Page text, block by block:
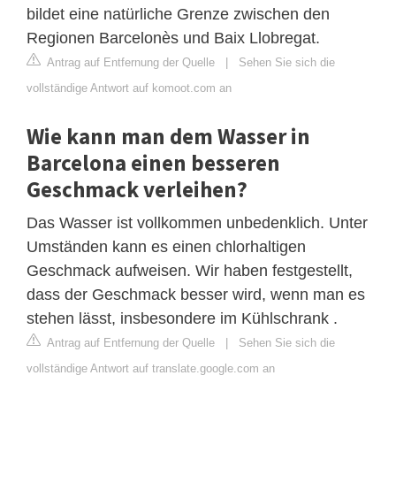
bildet eine natürliche Grenze zwischen den
Regionen Barcelonès und Baix Llobregat.
Antrag auf Entfernung der Quelle | Sehen Sie sich die
vollständige Antwort auf komoot.com an
Wie kann man dem Wasser in
Barcelona einen besseren
Geschmack verleihen?
Das Wasser ist vollkommen unbedenklich. Unter
Umständen kann es einen chlorhaltigen
Geschmack aufweisen. Wir haben festgestellt,
dass der Geschmack besser wird, wenn man es
stehen lässt, insbesondere im Kühlschrank .
Antrag auf Entfernung der Quelle | Sehen Sie sich die
vollständige Antwort auf translate.google.com an